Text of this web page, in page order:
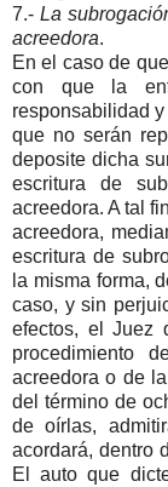
7.-La
acreedora.
En el caso de
con que la
responsabilidad
que no serán
deposite dicha
escritura de
acreedora. A tal
acreedora,
escritura de
la misma forma,
caso, y sin
efectos, el Juez
procedimiento
acreedora o de
del término de
de oírlas,
acordará, dentro
El auto que